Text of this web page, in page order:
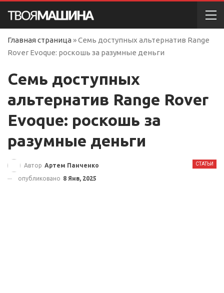
Главная страница »Семь доступных альтернатив Range
Rover Evoque: роскошь за разумные деньги
Семь доступных
альтернатив Range Rover
Evoque: роскошь за
разумные деньги
СТАТЬИ
Автор Артем Панченко
опубликовано 8 Янв, 2025